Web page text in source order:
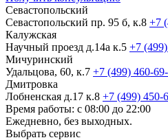
Севастопольский
Севастопольский пр. 95 б, к.8 +7
Калужская
Научный проезд д.14а к.5 +7
Мичуринский
Удальцова, 60, к.7 +7 (499) 460-
Дмитровка
Лобненская д.17 к.8 +7 (499) 450-
Время работы: с 08:00 до 22:00
Ежедневно, без выходных.
Выбрать сервис